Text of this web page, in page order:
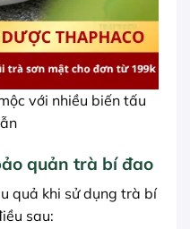
với nhiều biến tấu
quản trà bí đao
quả khi sử dụng trà bí
sau: